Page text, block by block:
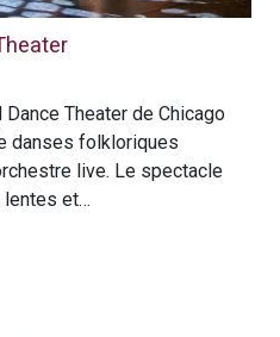
Theater de Chicago
danses folkloriques
live. Le spectacle
lentes et…